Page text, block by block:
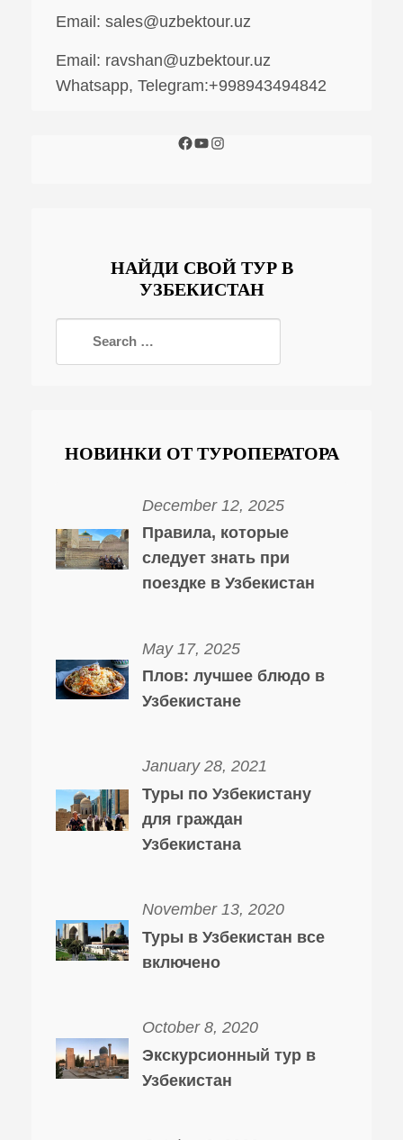
Email: sales@uzbektour.uz
Email: ravshan@uzbektour.uz
Whatsapp, Telegram:+998943494842
НАЙДИ СВОЙ ТУР В
УЗБЕКИСТАН
НОВИНКИ ОТ ТУРОПЕРАТОРА
December 12, 2025
Правила, которые
следует знать при
поездке в Узбекистан
May 17, 2025
Плов: лучшее блюдо в
Узбекистане
January 28, 2021
Туры по Узбекистану
для граждан
Узбекистана
November 13, 2020
Туры в Узбекистан все
включено
October 8, 2020
Экскурсионный тур в
Узбекистан